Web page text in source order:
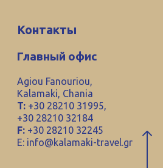
Контакты
Главный офис
Agiou Fanouriou,
Kalamaki, Chania
T: +30 28210 31995,
+30 28210 32184
F: +30 28210 32245
E: info@kalamaki-travel.gr